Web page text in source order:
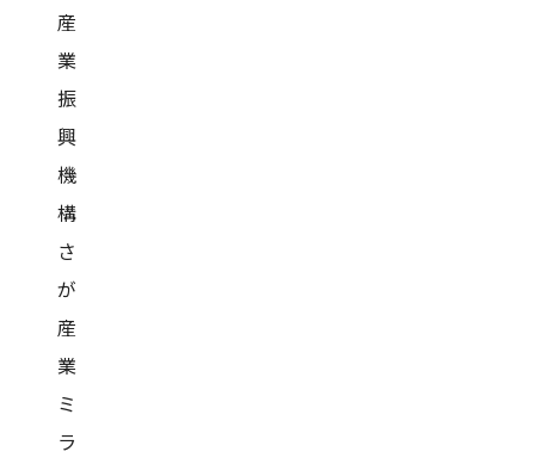
産
業
振
興
機
構
さ
が
産
業
ミ
ラ